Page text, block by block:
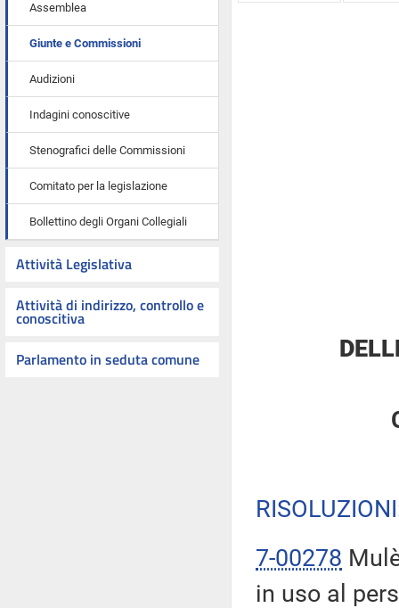
Assemblea
Giunte e Commissioni
Audizioni
Indagini conoscitive
Stenografici delle Commissioni
Comitato per la legislazione
Bollettino degli Organi Collegiali
Attività Legislativa
Attività di indirizzo, controllo e
conoscitiva
Parlamento in seduta comune
7-00278
in uso al